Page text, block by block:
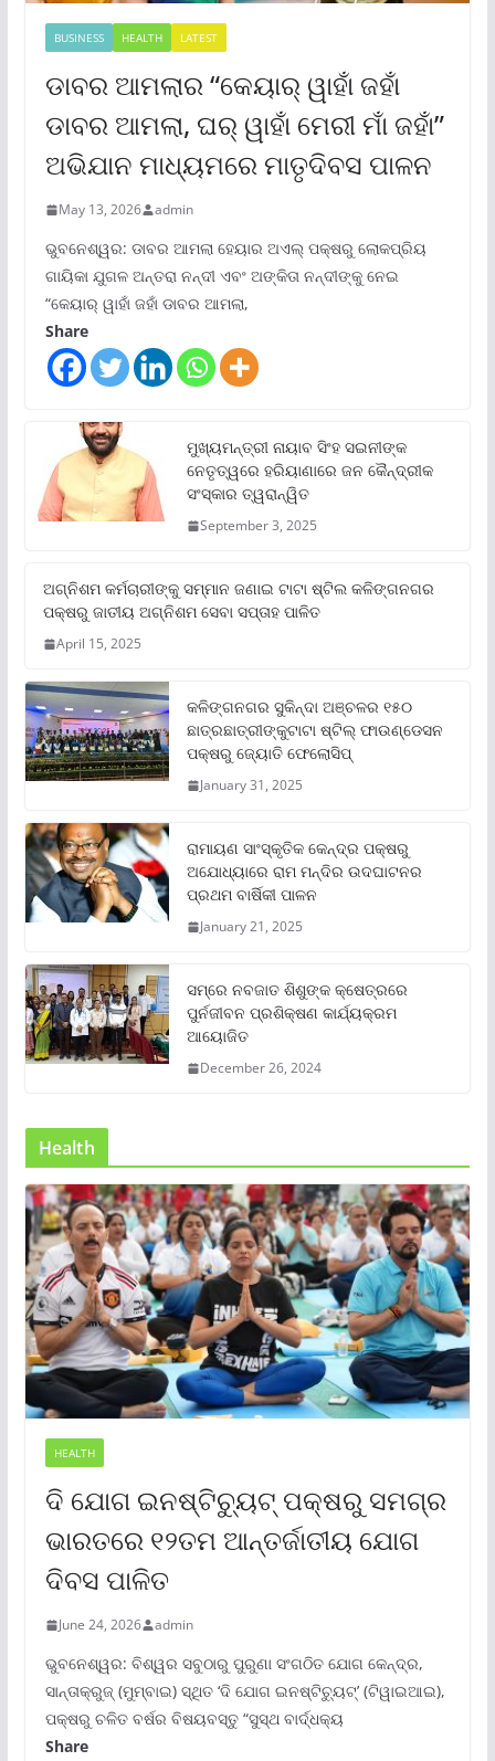
BUSINESS HEALTH LATEST
ଡାବର ଆମଲାର “କେୟାର୍ ୱାହାଁ ଜହାଁ
ଡାବର ଆମଲା, ଘର୍ ୱାହାଁ ମେରୀ ମାଁ ଜହାଁ”
ଅଭିଯାନ ମାଧ୍ୟମରେ ମାତୃଦିବସ ପାଳନ
May 13, 2026 admin
ଭୁବନେଶ୍ୱର: ଡାବର ଆମଲା ହେୟାର ଅଏଲ୍ ପକ୍ଷରୁ ଲୋକପ୍ରିୟ
ଗାୟିକା ଯୁଗଳ ଅନ୍ତରା ନନ୍ଦୀ ଏବଂ ଅଙ୍କିତା ନନ୍ଦୀଙ୍କୁ ନେଇ
“କେୟାର୍ ୱାହାଁ ଜହାଁ ଡାବର ଆମଲା,
Share
ମୁଖ୍ୟମନ୍ତ୍ରୀ ନାୟାବ ସିଂହ ସଇନୀଙ୍କ
ନେତୃତ୍ୱରେ ହରିୟାଣାରେ ଜନ କୈନ୍ଦ୍ରୀକ
ସଂସ୍କାର ତ୍ୱରାନ୍ୱିତ
September 3, 2025
ଅଗ୍ନିଶମ କର୍ମଚାରୀଙ୍କୁ ସମ୍ମାନ ଜଣାଇ ଟାଟା ଷ୍ଟିଲ କଳିଙ୍ଗନଗର
ପକ୍ଷରୁ ଜାତୀୟ ଅଗ୍ନିଶମ ସେବା ସପ୍ତାହ ପାଳିତ
April 15, 2025
କଳିଙ୍ଗନଗର ସୁକିନ୍ଦା ଅଞ୍ଚଳର ୧୫୦
ଛାତ୍ରଛାତ୍ରୀଙ୍କୁଟାଟା ଷ୍ଟିଲ୍ ଫାଉଣ୍ଡେସନ
ପକ୍ଷରୁ ଜ୍ୟୋତି ଫେଲୋସିପ୍‌
January 31, 2025
ରାମାୟଣ ସାଂସ୍କୃତିକ କେନ୍ଦ୍ର ପକ୍ଷରୁ
ଅଯୋଧ୍ୟାରେ ରାମ ମନ୍ଦିର ଉଦଘାଟନର
ପ୍ରଥମ ବାର୍ଷିକୀ ପାଳନ
January 21, 2025
ସମ୍‌ରେ ନବଜାତ ଶିଶୁଙ୍କ କ୍ଷେତ୍ରରେ
ପୁର୍ନଜୀବନ ପ୍ରଶିକ୍ଷଣ କାର୍ଯ୍ୟକ୍ରମ
ଆୟୋଜିତ
December 26, 2024
Health
HEALTH
ଦି ଯୋଗ ଇନଷ୍ଟିଚ୍ୟୁଟ୍ ପକ୍ଷରୁ ସମଗ୍ର
ଭାରତରେ ୧୨ତମ ଆନ୍ତର୍ଜାତୀୟ ଯୋଗ
ଦିବସ ପାଳିତ
June 24, 2026 admin
ଭୁବନେଶ୍ୱର: ବିଶ୍ୱର ସବୁଠାରୁ ପୁରୁଣା ସଂଗଠିତ ଯୋଗ କେନ୍ଦ୍ର,
ସାନ୍ତାକ୍ରୁଜ୍ (ମୁମ୍ବାଇ) ସ୍ଥିତ ‘ଦି ଯୋଗ ଇନଷ୍ଟିଚ୍ୟୁଟ୍‌’ (ଟିୱାଇଆଇ),
ପକ୍ଷରୁ ଚଳିତ ବର୍ଷର ବିଷୟବସ୍ତୁ “ସୁସ୍ଥ ବାର୍ଦ୍ଧକ୍ୟ
Share